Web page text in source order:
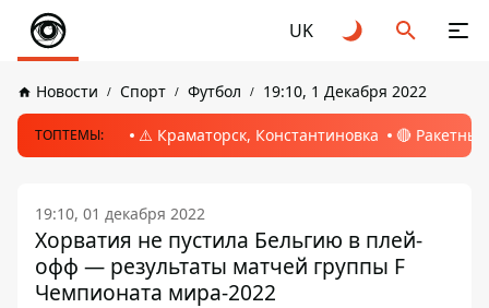
UK
Новости Спорт Футбол 19:10, 1 Декабря 2022
ТОПТЕМЫ: ⚠️ Краматорск, Константиновка 🔴
19:10, 01 декабря 2022
Хорватия не пустила Бельгию в плей-
офф — результаты матчей группы F
Чемпионата мира-2022